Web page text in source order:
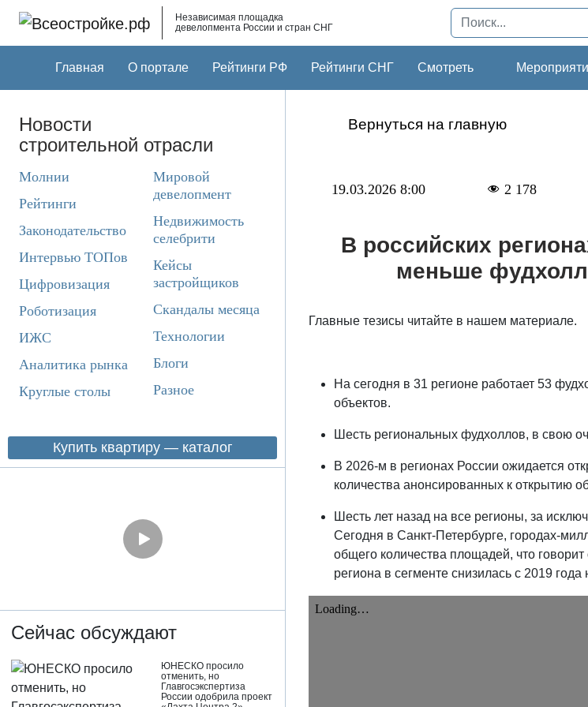
Независимая площадка
девелопмента России и стран СНГ
Главная О портале Рейтинги РФ Рейтинги СНГ Смотреть
Новости
строительной отрасли
Молнии
Рейтинги
Законодательство
Интервью ТОПов
Цифровизация
Роботизация
ИЖС
Аналитика рынка
Круглые столы
Мировой
девелопмент
Недвижимость
селебрити
Кейсы
застройщиков
Скандалы месяца
Технологии
Блоги
Разное
Купить квартиру — каталог
Сейчас обсуждают
ЮНЕСКО просило
отменить, но
Главгосэкспертиза
России одобрила проект
Вернуться на главную
19.03.2026 8:00 2 178
В российских
меньше
Главные тезисы читайте в нашем материале.
На сегодня в 31 регионе работает 53
объектов.
Шесть региональных фудхоллов, в свою
В 2026-м в регионах России ожидается
количества анонсированных к открытию
Шесть лет назад на все регионы, за
Сегодня в Санкт-Петербурге, городах-
общего количества площадей, что
региона в сегменте снизилась с 2019 года